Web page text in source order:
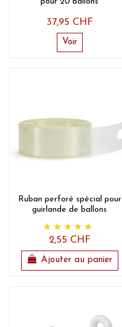
37,95 CHF
Voir
Ruban perforé spécial pour
guirlande de ballons
2,55 CHF
Ajouter au panier